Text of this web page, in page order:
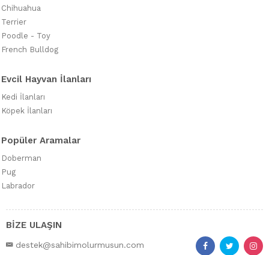
Chihuahua
Terrier
Poodle - Toy
French Bulldog
Evcil Hayvan İlanları
Kedi İlanları
Köpek İlanları
Popüler Aramalar
Doberman
Pug
Labrador
BİZE ULAŞIN
destek@sahibimolurmusun.com